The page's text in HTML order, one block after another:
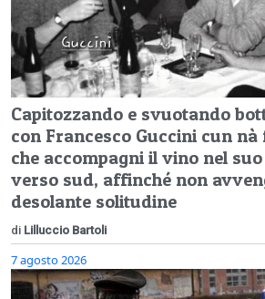
Capitozzando e svuotando
con Francesco Guccini cun
che accompagni il vino nel
verso sud, affinché non
desolante solitudine
di Lilluccio Bartoli
7 agosto 2026